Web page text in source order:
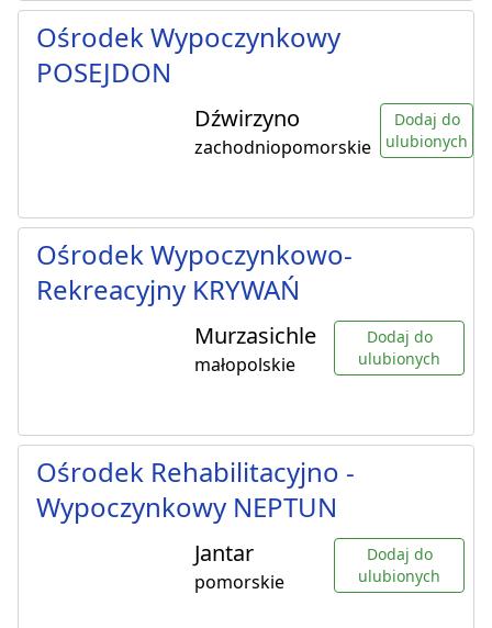
Ośrodek Wypoczynkowy
POSEJDON
Dźwirzyno
zachodniopomorskie
Dodaj do
ulubionych
Ośrodek Wypoczynkowo-
Rekreacyjny KRYWAŃ
Murzasichle
małopolskie
Dodaj do
ulubionych
Ośrodek Rehabilitacyjno -
Wypoczynkowy NEPTUN
Jantar
pomorskie
Dodaj do
ulubionych